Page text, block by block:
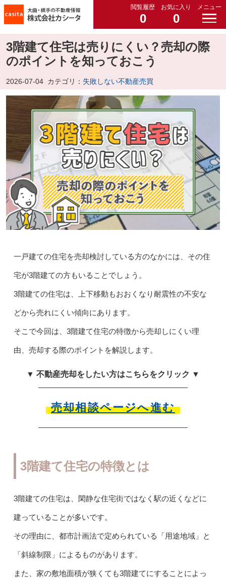
閲覧履歴
0
お気に入り
0
メニュー
3階建て住宅は売りにくい？売却の際
のポイントを知っておこう
2026-07-04 カテゴリ： 失敗しない不動産売買
一戸建ての住宅を売却検討している方のなかには、その住
宅が3階建ての方もいることでしょう。
3階建ての住宅は、上下移動もおおくなり耐震性の不安な
どから売れにくい傾向にあります。
そこで今回は、3階建て住宅の特徴から売却しにくい理
由、売却する際のポイントを解説します。
▼ 不動産売却をしたい方はこちらをクリック ▼
売却相談ページへ進む
3階建て住宅の特徴とは
3階建ての住宅は、閑静な住宅街ではなく駅の近くなどに
建っていることが多いです。
その理由に、都市計画法で定められている「用途地域」と
「斜線制限」によるものがあります。
また、家の敷地面積が狭くても3階建てにすることによっ